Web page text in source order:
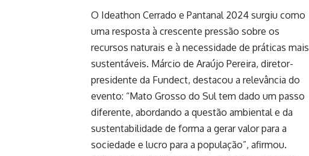
O Ideathon Cerrado e Pantanal 2024 surgiu como
uma resposta à crescente pressão sobre os
recursos naturais e à necessidade de práticas mais
sustentáveis. Márcio de Araújo Pereira, diretor-
presidente da Fundect, destacou a relevância do
evento: “Mato Grosso do Sul tem dado um passo
diferente, abordando a questão ambiental e da
sustentabilidade de forma a gerar valor para a
sociedade e lucro para a população”, afirmou.